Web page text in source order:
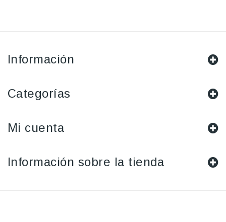
Información
Categorías
Mi cuenta
Información sobre la tienda